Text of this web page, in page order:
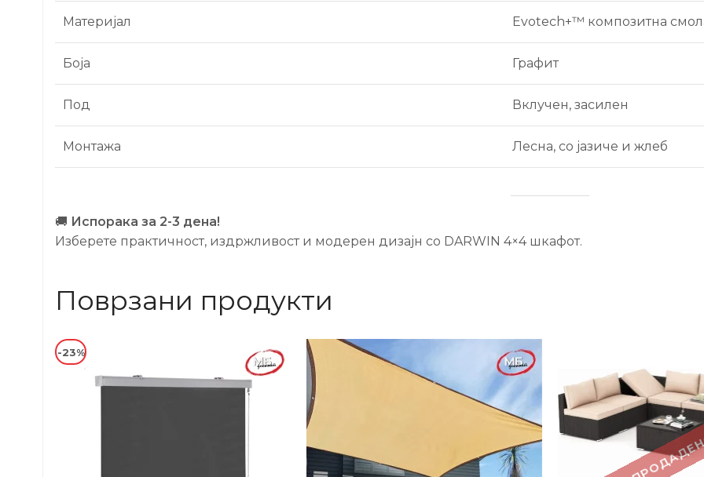
Материјал Evotech+™ композитна
Боја Графит
Под Вклучен, засилен
Монтажа Лесна, со јазиче и жлеб
🚚 Испорака за 2-3 дена!
Изберете практичност, издржливост и модерен дизајн со DARWIN 4×4 шкафот.
Поврзани продукти
-23% -31%